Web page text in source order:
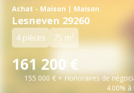
Achat - Maison | Maison
Lesneven 29260
4 pièces 75 m2
161 200 €
155 000 € + Honoraires de
4.00%